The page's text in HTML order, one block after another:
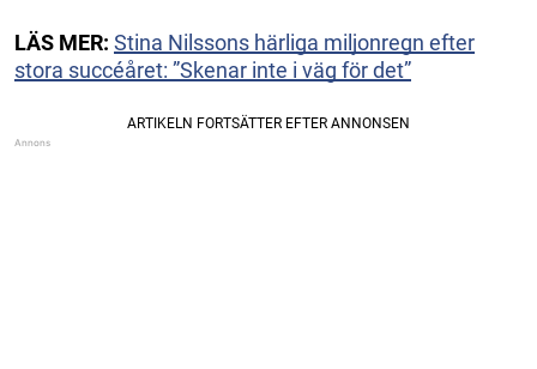
LÄS MER: Stina Nilssons härliga miljonregn efter
stora succéåret: ”Skenar inte i väg för det”